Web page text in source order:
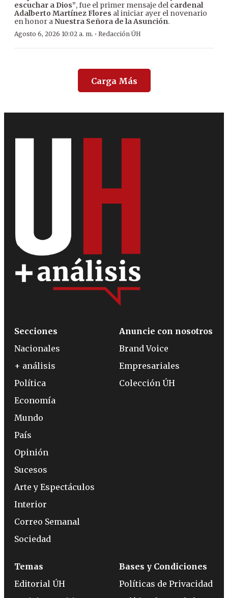
escuchar a Dios”, fue el primer mensaje del cardenal
Adalberto Martínez Flores al iniciar ayer el novenario
en honor aNuestra Señora de la Asunción.
Agosto 6, 2026 10:02 a. m. · Redacción ÚH
Carga Más
Secciones
Nacionales
+ análisis
Política
Economía
Mundo
País
Opinión
Sucesos
Arte y Espectáculos
Interior
Correo Semanal
Sociedad
Anuncie con nosotros
Brand Voice
Empresariales
Colección ÚH
Temas
Editorial ÚH
Bases y Condiciones
Políticas de Privacidad